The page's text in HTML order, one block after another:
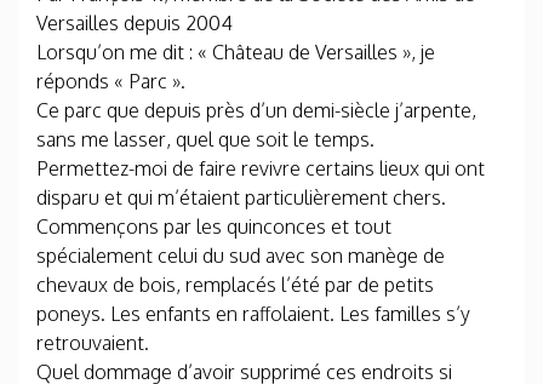
Versailles depuis 2004
Lorsqu’on me dit : « Château de Versailles », je
réponds « Parc ».
Ce parc que depuis près d’un demi-siècle j’arpente,
sans me lasser, quel que soit le temps.
Permettez-moi de faire revivre certains lieux qui ont
disparu et qui m’étaient particulièrement chers.
Commençons par les quinconces et tout
spécialement celui du sud avec son manège de
chevaux de bois, remplacés l’été par de petits
poneys. Les enfants en raffolaient. Les familles s’y
retrouvaient.
Quel dommage d’avoir supprimé ces endroits si